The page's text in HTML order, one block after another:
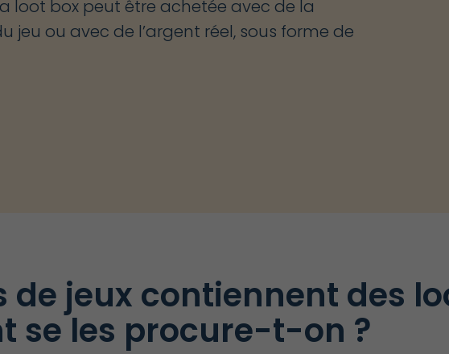
loot box peut être achetée avec de la
jeu ou avec de l’argent réel, sous forme de
de jeux contiennent des
se les procure-t-on ?